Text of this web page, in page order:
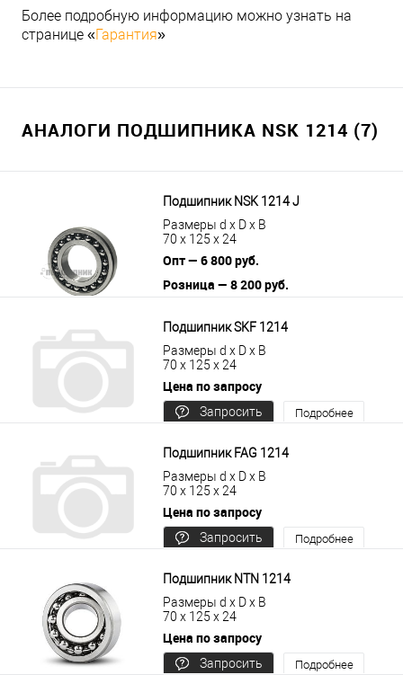
Более подробную информацию можно узнать на
странице «Гарантия»
АНАЛОГИ ПОДШИПНИКА NSK 1214 (7)
Подшипник NSK 1214 J
Размеры d x D x B
70 x 125 x 24
Опт — 6 800 руб.
Розница — 8 200 руб.
Подшипник SKF 1214
Размеры d x D x B
70 x 125 x 24
Цена по запросу
Запросить
Подробнее
Подшипник FAG 1214
Размеры d x D x B
70 x 125 x 24
Цена по запросу
Запросить
Подробнее
Подшипник NTN 1214
Размеры d x D x B
70 x 125 x 24
Цена по запросу
Запросить
Подробнее